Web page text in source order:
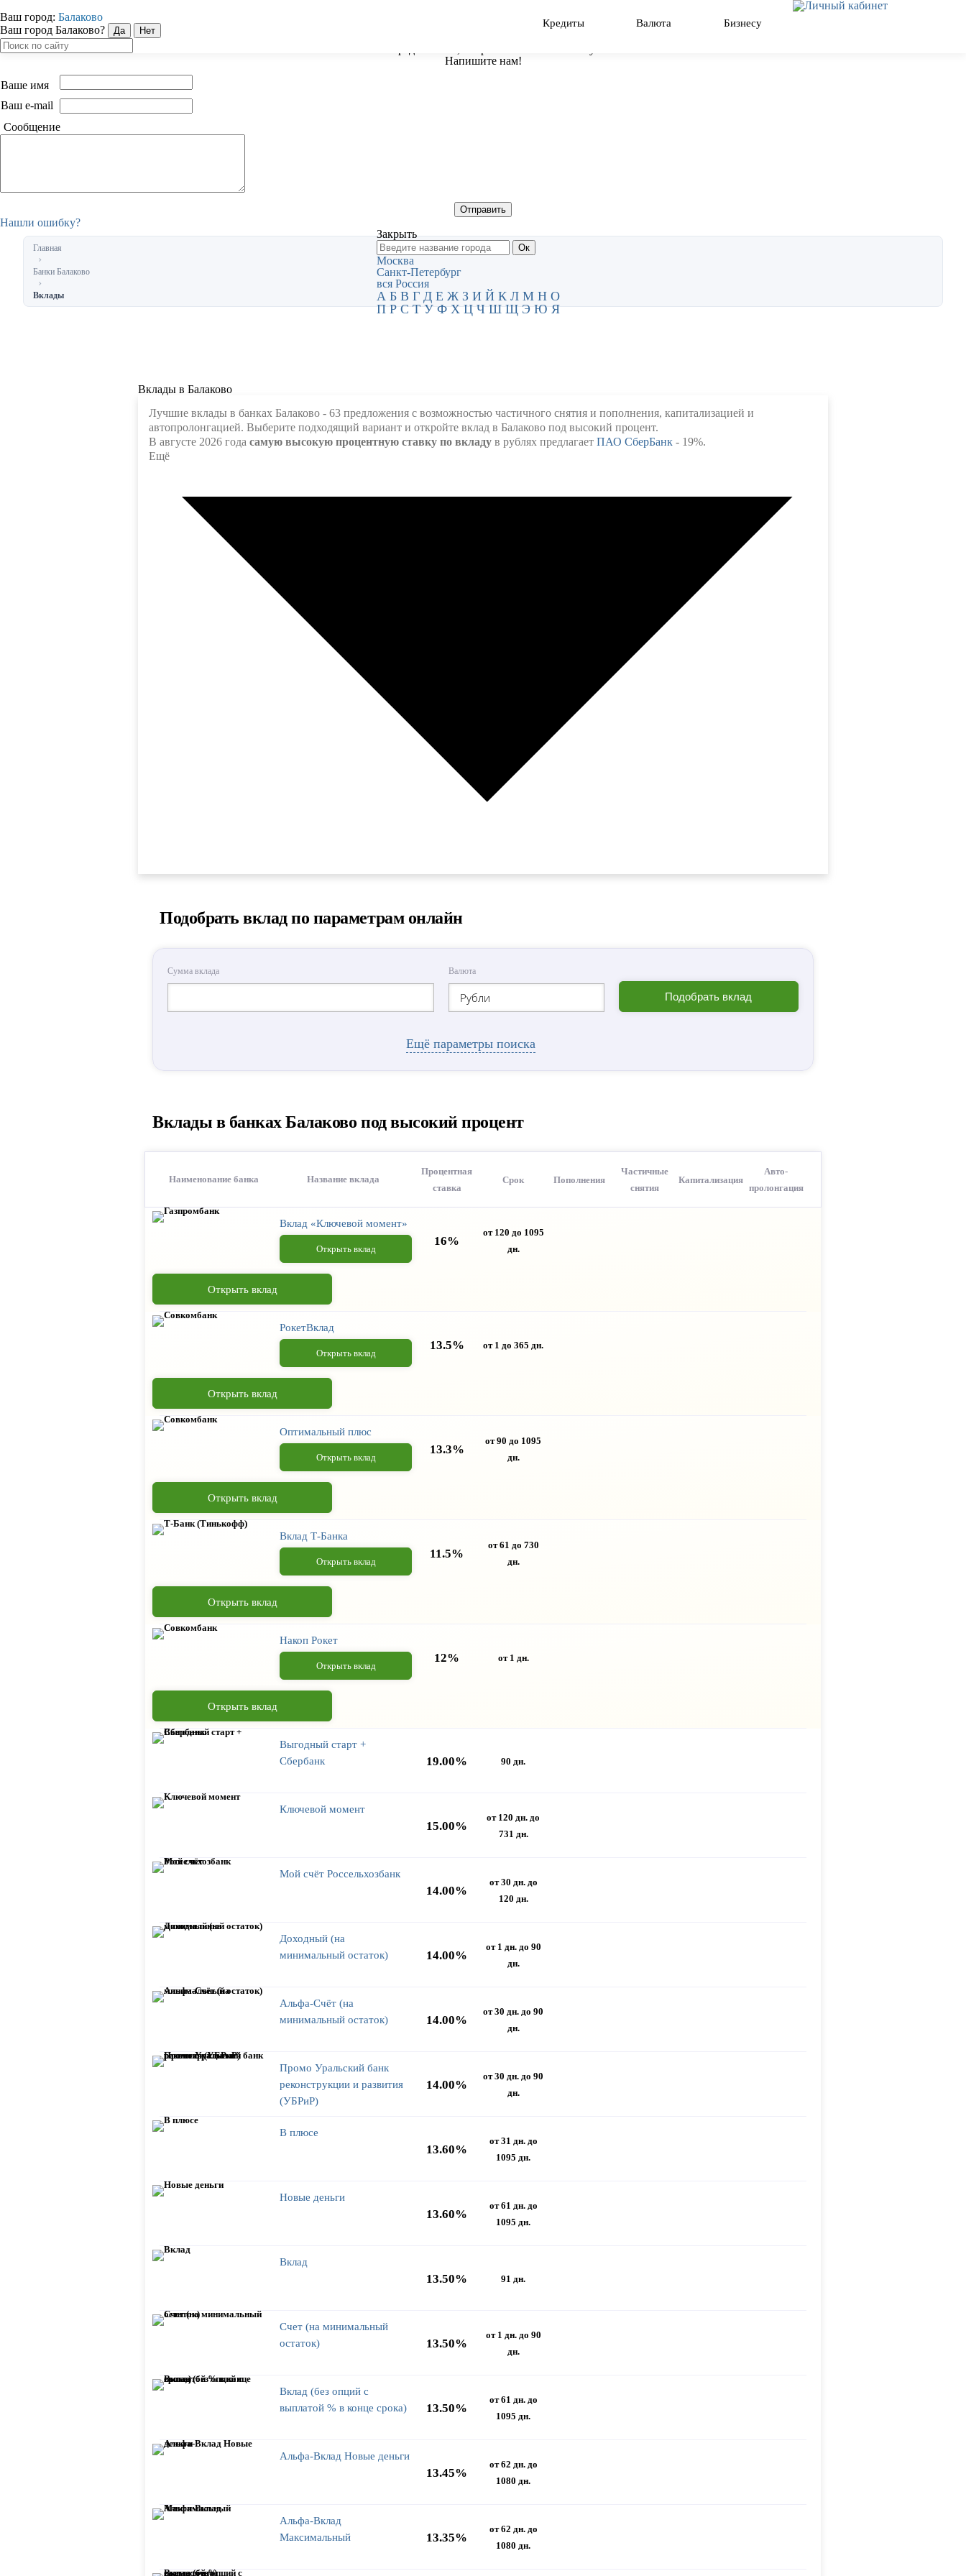
Напишите нам!
Ваше имя
Ваш e-mail
Сообщение
Нашли ошибку?
Ваш город: Балаково
Ваш город Балаково?
Кредиты Валюта Бизнесу
Закрыть
Москва
Санкт-Петербург
вся Россия
А Б В Г Д Е Ж З И Й К Л М Н О
П Р С Т У Ф Х Ц Ч Ш Щ Э Ю Я
Главная
Банки Балаково
Вклады
Вклады в Балаково
Лучшие вклады в банках Балаково - 63 предложения с возможностью частичного снятия и пополнения, капитализацией и
автопролонгацией. Выберите подходящий вариант и откройте вклад в Балаково под высокий процент.
В августе 2026 года самую высокую процентную ставку по вкладу в рублях предлагает ПАО СберБанк - 19%.
Ещё
Подобрать вклад по параметрам онлайн
Сумма вклада Валюта
Рубли Подобрать вклад
Ещё параметры поиска
Вклады в банках Балаково под высокий процент
Наименование банка Название вклада
Процентная
ставка
Срок Пополнения
Частичные
снятия
Капитализация
Авто-
пролонгация
Вклад «Ключевой момент»
Открыть вклад
16%
от 120 до 1095
дн.
Открыть вклад
РокетВклад
Открыть вклад
13.5% от 1 до 365 дн.
Открыть вклад
Оптимальный плюс
Открыть вклад
13.3%
от 90 до 1095
дн.
Открыть вклад
Вклад Т-Банка
Открыть вклад
11.5%
от 61 до 730
дн.
Открыть вклад
Накоп Рокет
Открыть вклад
12% от 1 дн.
Открыть вклад
Выгодный старт +
Сбербанк
19.00% 90 дн.
Ключевой момент
15.00%
от 120 дн. до
731 дн.
Мой счёт Россельхозбанк
14.00%
от 30 дн. до
120 дн.
Доходный (на
минимальный остаток)
14.00%
от 1 дн. до 90
дн.
Альфа-Счёт (на
минимальный остаток)
14.00%
от 30 дн. до 90
дн.
Промо Уральский банк
реконструкции и развития
(УБРиР)
14.00%
от 30 дн. до 90
дн.
В плюсе
13.60%
от 31 дн. до
1095 дн.
Новые деньги
13.60%
от 61 дн. до
1095 дн.
Вклад
13.50% 91 дн.
Счет (на минимальный
остаток)
13.50%
от 1 дн. до 90
дн.
Вклад (без опций с
выплатой % в конце срока)
13.50%
от 61 дн. до
1095 дн.
Альфа-Вклад Новые деньги
13.45%
от 62 дн. до
1080 дн.
Альфа-Вклад
Максимальный
13.35%
от 62 дн. до
1080 дн.